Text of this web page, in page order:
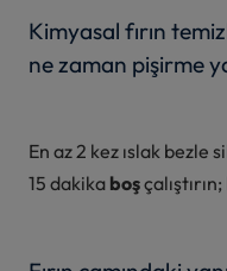
Kimyasal fırın
ne zaman pişirme
En az 2 kez ıslak bezle
15 dakika boş